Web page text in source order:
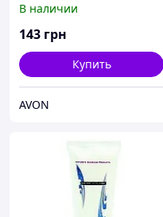
В наличии
143 грн
Купить
AVON